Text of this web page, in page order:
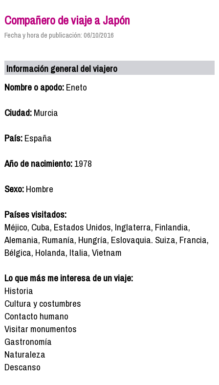
Compañero de viaje a Japón
Fecha y hora de publicación: 06/10/2016
Información general del viajero
Nombre o apodo:Eneto
Ciudad:Murcia
País:España
Año de nacimiento:1978
Sexo:Hombre
Países visitados:
Méjico, Cuba, Estados Unidos, Inglaterra, Finlandia,
Alemania, Rumanía, Hungría, Eslovaquia. Suiza, Francia,
Bélgica, Holanda, Italia, Vietnam
Lo que más me interesa de un viaje:
Historia
Cultura y costumbres
Contacto humano
Visitar monumentos
Gastronomía
Naturaleza
Descanso